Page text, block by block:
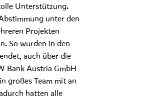
Unterstützung.
unter den
Projekten
So wurden in den
auch über die
Bank Austria GmbH
großes Team mit an
hatten alle